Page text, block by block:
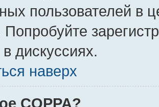
пользователей в
дискуссиях.
наверх
COPPA?